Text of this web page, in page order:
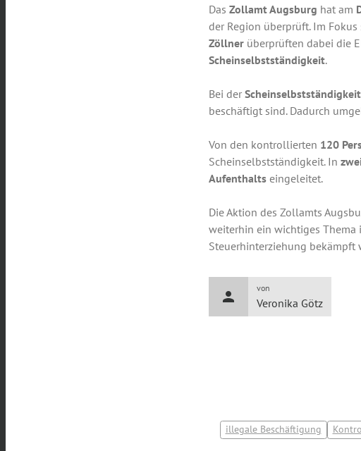
Das Zollamt Augsburg hat am
der Region überprüft. Im
Zöllner überprüften dabei die
Scheinselbstständigkeit.
Bei der Scheinselbstständigkeit
beschäftigt sind. Dadurch
Von den kontrollierten 120
Scheinselbstständigkeit. In
Aufenthalts eingeleitet.
Die Aktion des Zollamts
weiterhin ein wichtiges
Steuerhinterziehung bekämpft
person
von
Veronika Götz
illegale Beschäftigung